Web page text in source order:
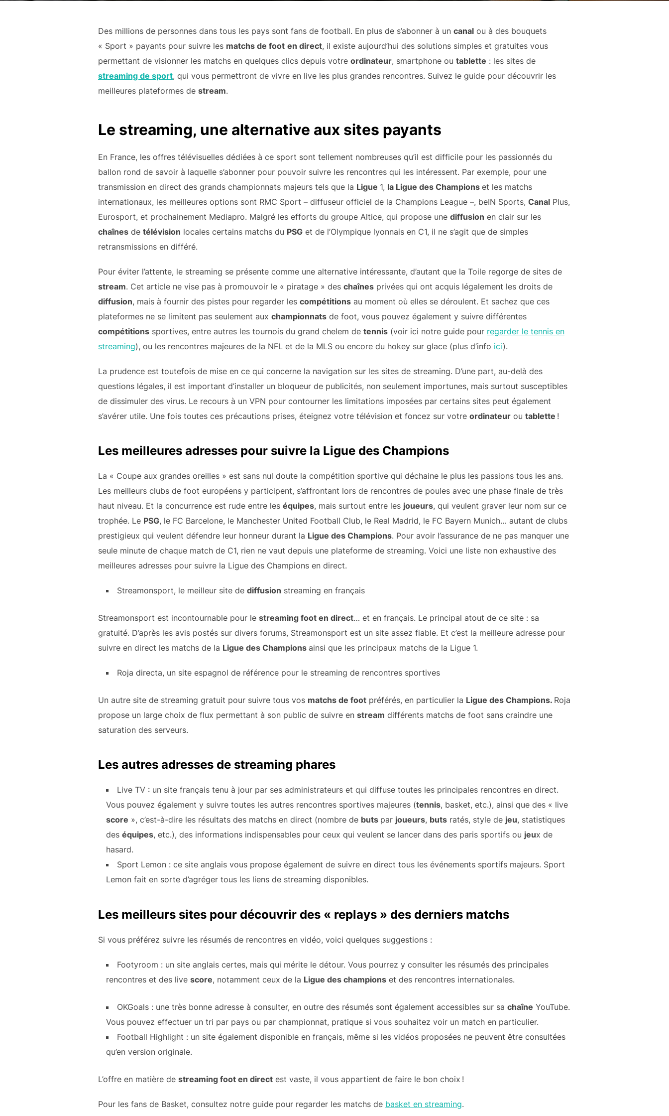
Des millions de personnes dans tous les pays sont fans de football. En plus de s’abonner à un canal ou à des bouquets
« Sport » payants pour suivre les matchs de foot en direct, il existe aujourd’hui des solutions simples et gratuites vous
permettant de visionner les matchs en quelques clics depuis votre ordinateur, smartphone ou tablette : les sites de
streaming de sport, qui vous permettront de vivre en live les plus grandes rencontres. Suivez le guide pour découvrir les
meilleures plateformes de stream.
Le streaming, une alternative aux sites payants
En France, les offres télévisuelles dédiées à ce sport sont tellement nombreuses qu’il est difficile pour les passionnés du
ballon rond de savoir à laquelle s’abonner pour pouvoir suivre les rencontres qui les intéressent. Par exemple, pour une
transmission en direct des grands championnats majeurs tels que la Ligue 1, la Ligue des Champions et les matchs
internationaux, les meilleures options sont RMC Sport – diffuseur officiel de la Champions League –, beIN Sports, Canal Plus,
Eurosport, et prochainement Mediapro. Malgré les efforts du groupe Altice, qui propose une diffusion en clair sur les
chaînes de télévision locales certains matchs du PSG et de l’Olympique lyonnais en C1, il ne s’agit que de simples
retransmissions en différé.
Pour éviter l’attente, le streaming se présente comme une alternative intéressante, d’autant que la Toile regorge de sites de
stream. Cet article ne vise pas à promouvoir le « piratage » des chaînes privées qui ont acquis légalement les droits de
diffusion, mais à fournir des pistes pour regarder les compétitions au moment où elles se déroulent. Et sachez que ces
plateformes ne se limitent pas seulement aux championnats de foot, vous pouvez également y suivre différentes
compétitions sportives, entre autres les tournois du grand chelem de tennis (voir ici notre guide pour regarder le tennis en
streaming), ou les rencontres majeures de la NFL et de la MLS ou encore du hokey sur glace (plus d’info ici).
La prudence est toutefois de mise en ce qui concerne la navigation sur les sites de streaming. D’une part, au-delà des
questions légales, il est important d’installer un bloqueur de publicités, non seulement importunes, mais surtout susceptibles
de dissimuler des virus. Le recours à un VPN pour contourner les limitations imposées par certains sites peut également
s’avérer utile. Une fois toutes ces précautions prises, éteignez votre télévision et foncez sur votre ordinateur ou tablette !
Les meilleures adresses pour suivre la Ligue des Champions
La « Coupe aux grandes oreilles » est sans nul doute la compétition sportive qui déchaine le plus les passions tous les ans.
Les meilleurs clubs de foot européens y participent, s’affrontant lors de rencontres de poules avec une phase finale de très
haut niveau. Et la concurrence est rude entre les équipes, mais surtout entre les joueurs, qui veulent graver leur nom sur ce
trophée. Le PSG, le FC Barcelone, le Manchester United Football Club, le Real Madrid, le FC Bayern Munich… autant de clubs
prestigieux qui veulent défendre leur honneur durant la Ligue des Champions. Pour avoir l’assurance de ne pas manquer une
seule minute de chaque match de C1, rien ne vaut depuis une plateforme de streaming. Voici une liste non exhaustive des
meilleures adresses pour suivre la Ligue des Champions en direct.
Streamonsport, le meilleur site de diffusion streaming en français
Streamonsport est incontournable pour le streaming foot en direct… et en français. Le principal atout de ce site : sa
gratuité. D’après les avis postés sur divers forums, Streamonsport est un site assez fiable. Et c’est la meilleure adresse pour
suivre en direct les matchs de la Ligue des Champions ainsi que les principaux matchs de la Ligue 1.
Roja directa, un site espagnol de référence pour le streaming de rencontres sportives
Un autre site de streaming gratuit pour suivre tous vos matchs de foot préférés, en particulier la Ligue des Champions. Roja
propose un large choix de flux permettant à son public de suivre en stream différents matchs de foot sans craindre une
saturation des serveurs.
Les autres adresses de streaming phares
Live TV : un site français tenu à jour par ses administrateurs et qui diffuse toutes les principales rencontres en direct.
Vous pouvez également y suivre toutes les autres rencontres sportives majeures (tennis, basket, etc.), ainsi que des « live
score », c’est-à-dire les résultats des matchs en direct (nombre de buts par joueurs, buts ratés, style de jeu, statistiques
des équipes, etc.), des informations indispensables pour ceux qui veulent se lancer dans des paris sportifs ou jeux de
hasard.
Sport Lemon : ce site anglais vous propose également de suivre en direct tous les événements sportifs majeurs. Sport
Lemon fait en sorte d’agréger tous les liens de streaming disponibles.
Les meilleurs sites pour découvrir des « replays » des derniers matchs
Si vous préférez suivre les résumés de rencontres en vidéo, voici quelques suggestions :
Footyroom : un site anglais certes, mais qui mérite le détour. Vous pourrez y consulter les résumés des principales
rencontres et des live score, notamment ceux de la Ligue des champions et des rencontres internationales.
OKGoals : une très bonne adresse à consulter, en outre des résumés sont également accessibles sur sa chaîne YouTube.
Vous pouvez effectuer un tri par pays ou par championnat, pratique si vous souhaitez voir un match en particulier.
Football Highlight : un site également disponible en français, même si les vidéos proposées ne peuvent être consultées
qu’en version originale.
L’offre en matière de streaming foot en direct est vaste, il vous appartient de faire le bon choix !
Pour les fans de Basket, consultez notre guide pour regarder les matchs de basket en streaming.